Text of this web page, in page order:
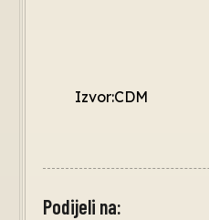
Izvor:CDM
Podijeli na: